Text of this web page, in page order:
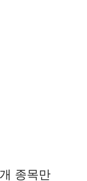
종목만